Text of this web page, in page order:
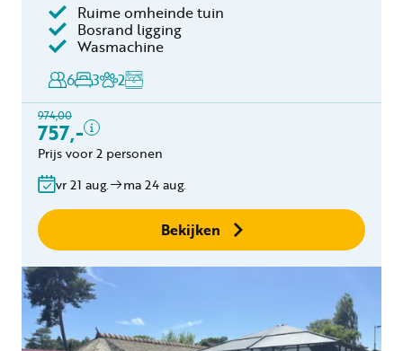
Ruime omheinde tuin
Bosrand ligging
Wasmachine
6
3 2
974,00
757,-
Inclusief
Toeristenbelasting
binnen 24 uur
Geen boekingskosten
Prijs voor 2 personen
vr 21 aug. ma 24 aug.
Bekijken